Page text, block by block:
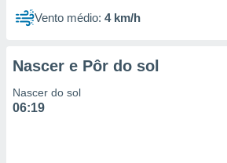
Vento médio: 4 km/h
Nascer e Pôr do sol
Nascer do sol
06:19